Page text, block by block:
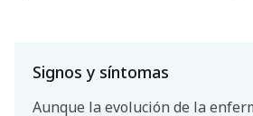
Signos y síntomas
Aunque la evolución de la